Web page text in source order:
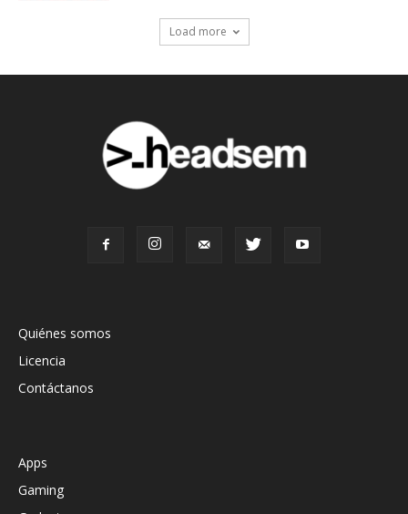
Load more
Quiénes somos
Licencia
Contáctanos
Apps
Gaming